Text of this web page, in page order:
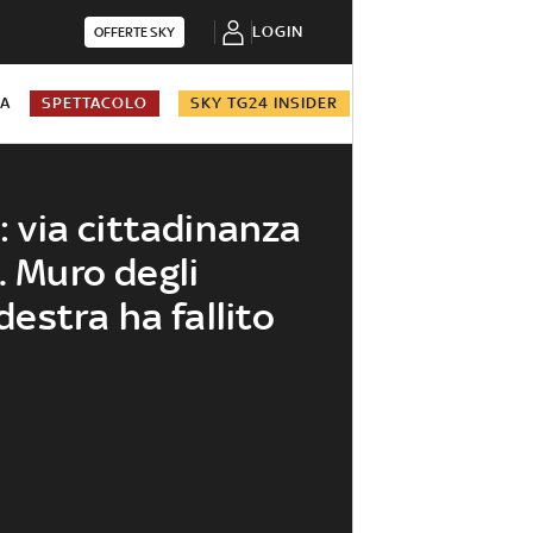
OFFERTE SKY LOGIN
SPETTACOLO SKY TG24 INSIDER
via cittadinanza
Muro degli
ha fallito